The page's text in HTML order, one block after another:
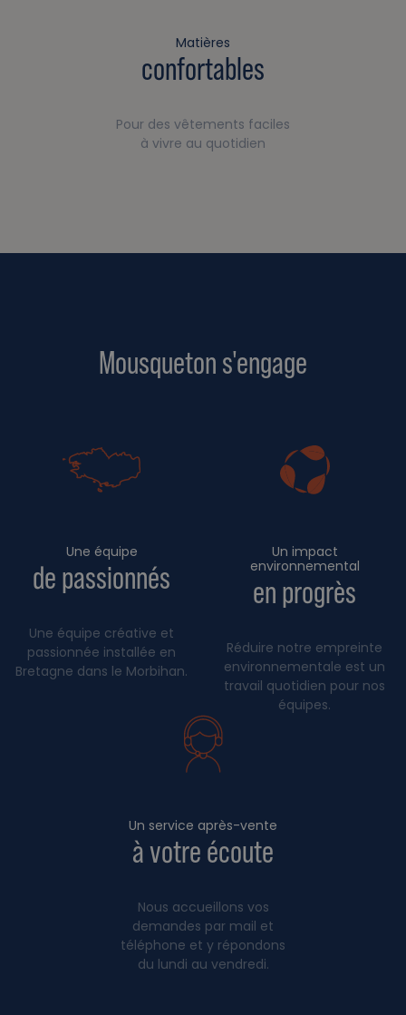
Matières
confortables
Pour des vêtements faciles
à vivre au quotidien
Mousqueton s'engage
Une équipe
de passionnés
Une équipe créative et
passionnée installée en
Bretagne dans le Morbihan.
Un impact
environnemental
en progrès
Réduire notre empreinte
environnementale est un
travail quotidien pour nos
équipes.
Un service après-vente
à votre écoute
Nous accueillons vos
demandes par mail et
téléphone et y répondons
du lundi au vendredi.